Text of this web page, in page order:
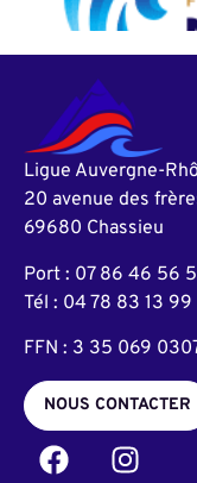
Ligue Auvergne-
20 avenue des
69680 Chassieu
Port : 07 86 46 56
Tél : 04 78 83 13 99
FFN : 3 35 069
NOUS CONTACTER